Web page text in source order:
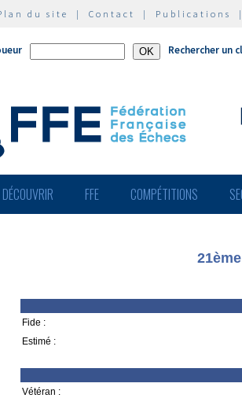
du site | Contact | Publications
Rechercher un
DÉCOUVRIR FFE COMPÉTITIONS
Fide :
Estimé :
Vétéran :